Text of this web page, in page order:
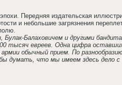
Передняя издательская
и небольшие загрязнения
Булак-Балаховичем и другими
тысяч евреев. Одна цифра
обычный прием. По
думать, что мы имеем здесь дело с